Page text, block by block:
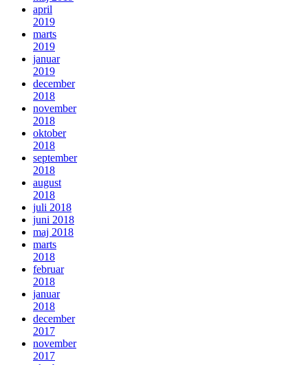
april
2019
marts
2019
januar
2019
december
2018
november
2018
oktober
2018
september
2018
august
2018
juli 2018
juni 2018
maj 2018
marts
2018
februar
2018
januar
2018
december
2017
november
2017